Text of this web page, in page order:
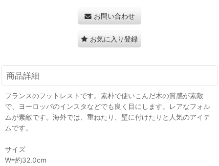
お問い合わせ
お気に入り登録
商品詳細
フランスのフットレストです。素朴で使いこんだ木の質感が素敵
で、ヨーロッパのインスタなどでも良く目にします。レアなフォル
ムが素敵です。海外では、重ねたり、壁に付けたりと人気のアイテ
ムです。
サイズ
W=約32.0cm